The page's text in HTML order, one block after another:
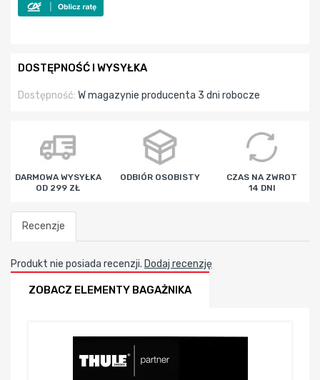
DOSTĘPNOŚĆ I WYSYŁKA
Dostępność: W magazynie producenta 3 dni robocze
DARMOWA WYSYŁKA
OD 299 ZŁ
ODBIÓR OSOBISTY
CZAS NA ZWROT
14 DNI
Recenzje
Produkt nie posiada recenzji. Dodaj recenzję
ZOBACZ ELEMENTY BAGAŻNIKA